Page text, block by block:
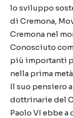
lo sviluppo
di Cremona,
Cremona nel
Conosciuto
più importanti
nella prima
Il suo pensiero
dottrinarie del
Paolo VI ebbe a